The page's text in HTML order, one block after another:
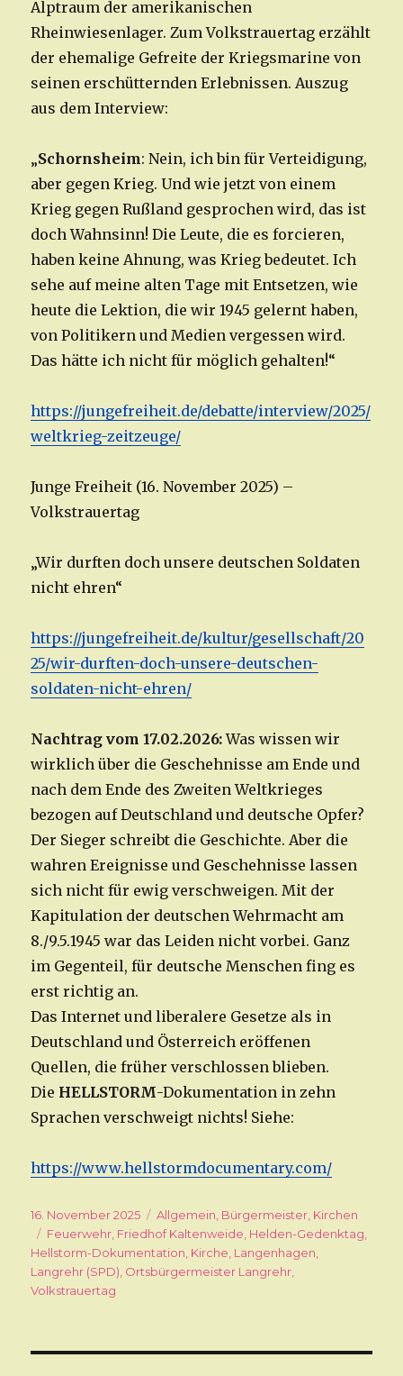
Alptraum der amerikanischen
Rheinwiesenlager. Zum Volkstrauertag erzählt
der ehemalige Gefreite der Kriegsmarine von
seinen erschütternden Erlebnissen. Auszug
aus dem Interview:
„Schornsheim: Nein, ich bin für Verteidigung,
aber gegen Krieg. Und wie jetzt von einem
Krieg gegen Rußland gesprochen wird, das ist
doch Wahnsinn! Die Leute, die es forcieren,
haben keine Ahnung, was Krieg bedeutet. Ich
sehe auf meine alten Tage mit Entsetzen, wie
heute die Lektion, die wir 1945 gelernt haben,
von Politikern und Medien vergessen wird.
Das hätte ich nicht für möglich gehalten!“
https://jungefreiheit.de/debatte/interview/2025/
weltkrieg-zeitzeuge/
Junge Freiheit (16. November 2025) –
Volkstrauertag
„Wir durften doch unsere deutschen Soldaten
nicht ehren“
https://jungefreiheit.de/kultur/gesellschaft/20
25/wir-durften-doch-unsere-deutschen-
soldaten-nicht-ehren/
Nachtrag vom 17.02.2026:Was wissen wir
wirklich über die Geschehnisse am Ende und
nach dem Ende des Zweiten Weltkrieges
bezogen auf Deutschland und deutsche Opfer?
Der Sieger schreibt die Geschichte. Aber die
wahren Ereignisse und Geschehnisse lassen
sich nicht für ewig verschweigen. Mit der
Kapitulation der deutschen Wehrmacht am
8./9.5.1945 war das Leiden nicht vorbei. Ganz
im Gegenteil, für deutsche Menschen fing es
erst richtig an.
Das Internet und liberalere Gesetze als in
Deutschland und Österreich eröffenen
Quellen, die früher verschlossen blieben.
Die HELLSTORM-Dokumentation in zehn
Sprachen verschweigt nichts! Siehe:
https://www.hellstormdocumentary.com/
Veröffentlicht
am
16. November 2025 Kategorien
Allgemein, Bürgermeister, Kirchen
Schlagwörter
Feuerwehr, Friedhof Kaltenweide, Helden-Gedenktag,
Hellstorm-Dokumentation, Kirche, Langenhagen,
Langrehr (SPD), Ortsbürgermeister Langrehr,
Volkstrauertag